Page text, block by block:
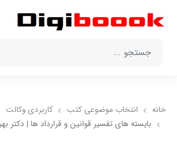
خانه انتخاب​ موضوعي​ کتب
کاربردی وکالت
بایسته های تفسیر قوانین و قرارداد ها | دکتر